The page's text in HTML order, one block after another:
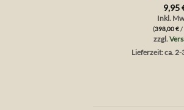
mit
0
von
5
9,95
Inkl.
(398,00€/
zzgl.
Lieferzeit: ca. 2-